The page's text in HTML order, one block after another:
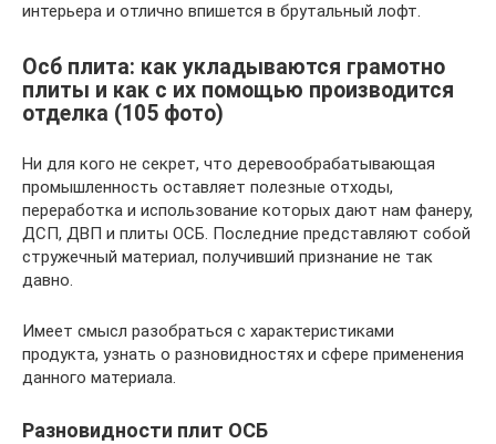
интерьера и отлично впишется в брутальный лофт.
Осб плита: как укладываются грамотно
плиты и как с их помощью производится
отделка (105 фото)
Ни для кого не секрет, что деревообрабатывающая
промышленность оставляет полезные отходы,
переработка и использование которых дают нам фанеру,
ДСП, ДВП и плиты ОСБ. Последние представляют собой
стружечный материал, получивший признание не так
давно.
Имеет смысл разобраться с характеристиками
продукта, узнать о разновидностях и сфере применения
данного материала.
Разновидности плит ОСБ